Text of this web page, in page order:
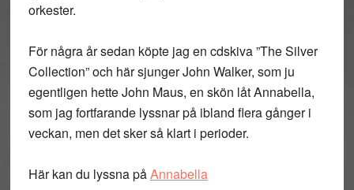
orkester.
För några år sedan köpte jag en cdskiva ”The Silver
Collection” och här sjunger John Walker, som ju
egentligen hette John Maus, en skön låt Annabella,
som jag fortfarande lyssnar på ibland flera gånger i
veckan, men det sker så klart i perioder.
Här kan du lyssna påAnnabella